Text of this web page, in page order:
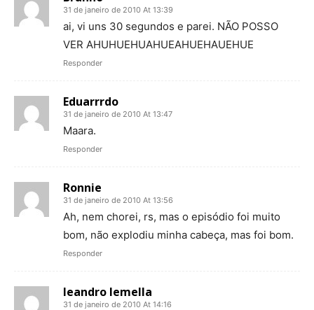
31 de janeiro de 2010 At 13:39
ai, vi uns 30 segundos e parei. NÃO POSSO
VER AHUHUEHUAHUEAHUEHAUEHUE
Responder
Eduarrrdo
31 de janeiro de 2010 At 13:47
Maara.
Responder
Ronnie
31 de janeiro de 2010 At 13:56
Ah, nem chorei, rs, mas o episódio foi muito
bom, não explodiu minha cabeça, mas foi bom.
Responder
leandro lemella
31 de janeiro de 2010 At 14:16